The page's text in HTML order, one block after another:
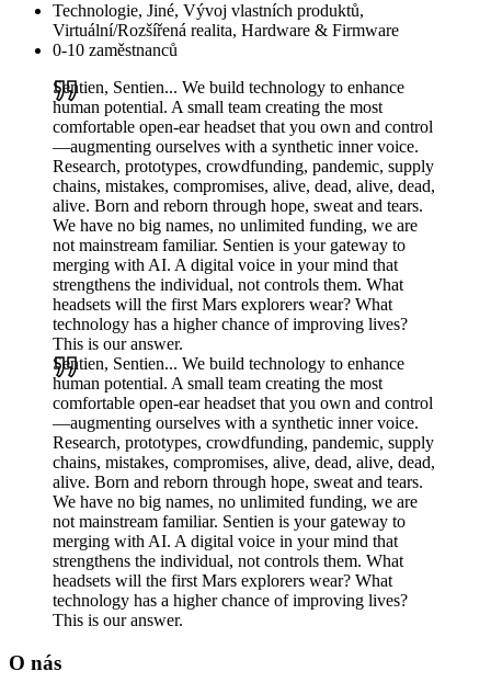
Technologie, Jiné, Vývoj vlastních produktů,
Virtuální/Rozšířená realita, Hardware & Firmware
0-10 zaměstnanců
Sentien, Sentien... We build technology to enhance
human potential. A small team creating the most
comfortable open-ear headset that you own and control
—augmenting ourselves with a synthetic inner voice.
Research, prototypes, crowdfunding, pandemic, supply
chains, mistakes, compromises, alive, dead, alive, dead,
alive. Born and reborn through hope, sweat and tears.
We have no big names, no unlimited funding, we are
not mainstream familiar. Sentien is your gateway to
merging with AI. A digital voice in your mind that
strengthens the individual, not controls them. What
headsets will the first Mars explorers wear? What
technology has a higher chance of improving lives?
This is our answer.
Sentien, Sentien... We build technology to enhance
human potential. A small team creating the most
comfortable open-ear headset that you own and control
—augmenting ourselves with a synthetic inner voice.
Research, prototypes, crowdfunding, pandemic, supply
chains, mistakes, compromises, alive, dead, alive, dead,
alive. Born and reborn through hope, sweat and tears.
We have no big names, no unlimited funding, we are
not mainstream familiar. Sentien is your gateway to
merging with AI. A digital voice in your mind that
strengthens the individual, not controls them. What
headsets will the first Mars explorers wear? What
technology has a higher chance of improving lives?
This is our answer.
O nás